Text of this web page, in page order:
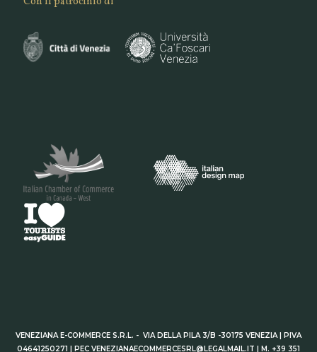
VENEZIANA E-COMMERCE S.R.L. - VIA DELLA PILA 3/B -30175 VENEZIA | PIVA
04641250271 | PEC VENEZIANAECOMMERCESRL@LEGALMAIL.IT | M. +39 351